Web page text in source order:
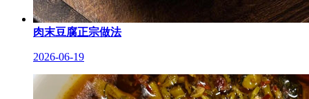
肉末豆腐正宗做法
2026-06-19